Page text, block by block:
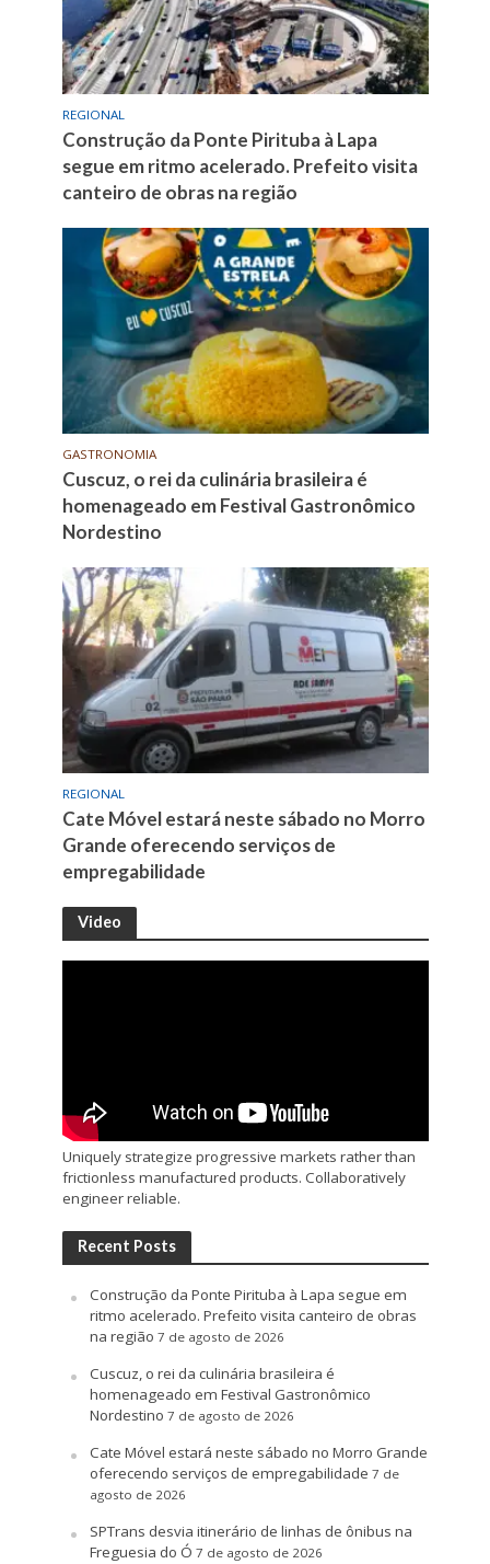
REGIONAL
Construção da Ponte Pirituba à Lapa
segue em ritmo acelerado. Prefeito visita
canteiro de obras na região
GASTRONOMIA
Cuscuz, o rei da culinária brasileira é
homenageado em Festival Gastronômico
Nordestino
REGIONAL
Cate Móvel estará neste sábado no Morro
Grande oferecendo serviços de
empregabilidade
Video
Uniquely strategize progressive markets rather than
frictionless manufactured products. Collaboratively
engineer reliable.
Recent Posts
Construção da Ponte Pirituba à Lapa segue em
ritmo acelerado. Prefeito visita canteiro de obras
na região 7 de agosto de 2026
Cuscuz, o rei da culinária brasileira é
homenageado em Festival Gastronômico
Nordestino 7 de agosto de 2026
Cate Móvel estará neste sábado no Morro Grande
oferecendo serviços de empregabilidade 7 de
agosto de 2026
SPTrans desvia itinerário de linhas de ônibus na
Freguesia do Ó 7 de agosto de 2026